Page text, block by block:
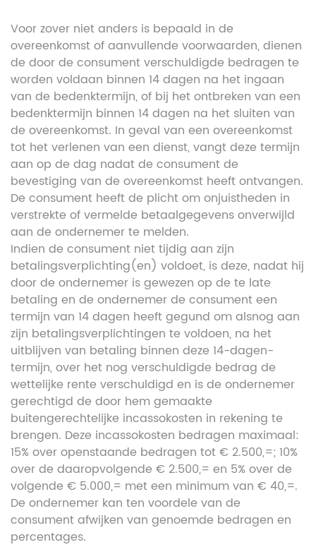
Voor zover niet anders is bepaald in de
overeenkomst of aanvullende voorwaarden, dienen
de door de consument verschuldigde bedragen te
worden voldaan binnen 14 dagen na het ingaan
van de bedenktermijn, of bij het ontbreken van een
bedenktermijn binnen 14 dagen na het sluiten van
de overeenkomst. In geval van een overeenkomst
tot het verlenen van een dienst, vangt deze termijn
aan op de dag nadat de consument de
bevestiging van de overeenkomst heeft ontvangen.
De consument heeft de plicht om onjuistheden in
verstrekte of vermelde betaalgegevens onverwijld
aan de ondernemer te melden.
Indien de consument niet tijdig aan zijn
betalingsverplichting(en) voldoet, is deze, nadat hij
door de ondernemer is gewezen op de te late
betaling en de ondernemer de consument een
termijn van 14 dagen heeft gegund om alsnog aan
zijn betalingsverplichtingen te voldoen, na het
uitblijven van betaling binnen deze 14-dagen-
termijn, over het nog verschuldigde bedrag de
wettelijke rente verschuldigd en is de ondernemer
gerechtigd de door hem gemaakte
buitengerechtelijke incassokosten in rekening te
brengen. Deze incassokosten bedragen maximaal:
15% over openstaande bedragen tot € 2.500,=; 10%
over de daaropvolgende € 2.500,= en 5% over de
volgende € 5.000,= met een minimum van € 40,=.
De ondernemer kan ten voordele van de
consument afwijken van genoemde bedragen en
percentages.